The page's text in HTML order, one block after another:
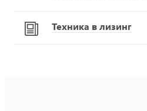
Техника в лизинг